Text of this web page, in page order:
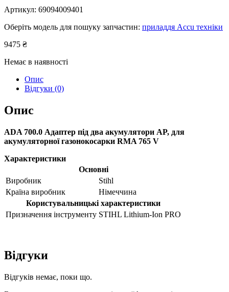
Артикул: 69094009401
Оберіть модель для пошуку запчастин: приладдя Ассu техніки
9475 ₴
Немає в наявності
Опис
Відгуки (0)
Опис
ADA 700.0 Адаптер під два акумулятори AP, для
акумуляторної газонокосарки RMA 765 V
Характеристики
Основні
Виробник
Stihl
Країна виробник
Німеччина
Користувальницькі характеристики
Призначення інструменту STIHL Lithium-Ion PRO
Відгуки
Відгуків немає, поки що.